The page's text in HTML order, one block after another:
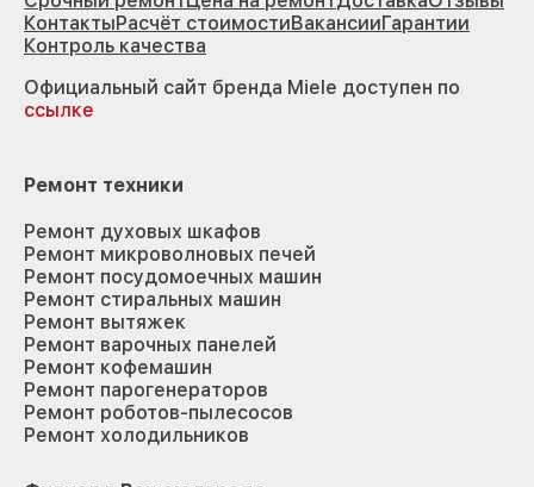
КонтактыРасчёт стоимостиВакансииГарантии
Контроль качества
Официальный сайт бренда Miele доступен по
ссылке
Ремонт техники
Ремонт духовых шкафов
Ремонт микроволновых печей
Ремонт посудомоечных машин
Ремонт стиральных машин
Ремонт вытяжек
Ремонт варочных панелей
Ремонт кофемашин
Ремонт парогенераторов
Ремонт роботов-пылесосов
Ремонт холодильников